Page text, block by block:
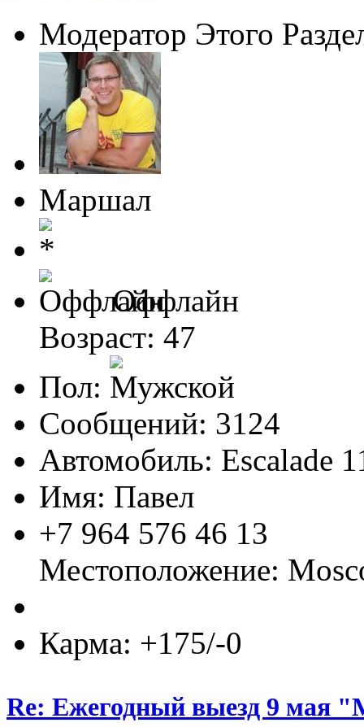
Модератор Этого
Маршал
Оффлайн
Возраст: 47
Пол:
Сообщений: 3124
Автомобиль: Escalade
Имя: Павел
+7 964 576 46 13
Местоположение:
Карма: +175/-0
Re: Ежегодный выезд 9 мая